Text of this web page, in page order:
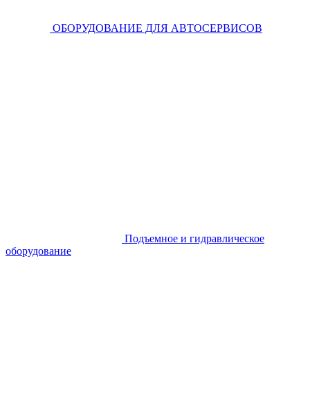
ОБОРУДОВАНИЕ ДЛЯ АВТОСЕРВИСОВ
Подъемное и гидравлическое
оборудование